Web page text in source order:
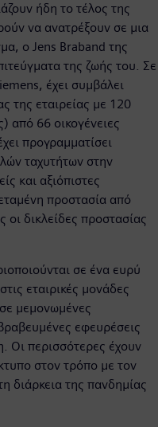
ήδη το τέλος της
να ανατρέξουν σε μια
ο Jens Braband της
της ζωής του. Σε
έχει συμβάλει
της εταιρείας με 120
από 66 οικογένειες
προγραμματίσει
ταχυτήτων στην
και αξιόπιστες
προστασία από
δικλείδες προστασίας
σε ένα ευρύ
εταιρικές μονάδες
μεμονωμένες
εφευρέσεις
Οι περισσότερες έχουν
στον τρόπο με τον
διάρκεια της πανδημίας